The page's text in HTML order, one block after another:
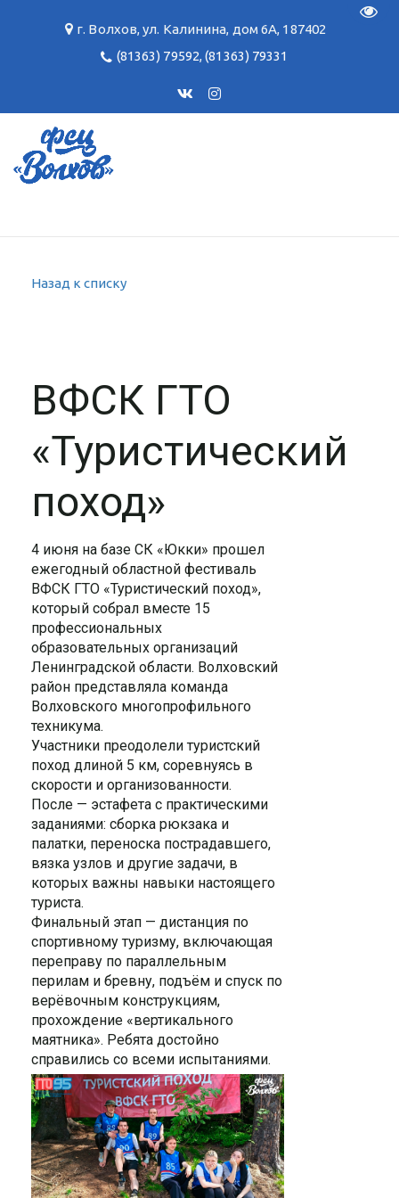
г. Волхов,ул. Калинина, дом 6А, 187402
(81363) 79592,(81363) 79331
Назад к списку
ВФСК ГТО
«Туристический
поход»
4 июня на базе СК «Юкки» прошел
ежегодный областной фестиваль
ВФСК ГТО «Туристический поход»,
который собрал вместе 15
профессиональных
образовательных организаций
Ленинградской области. Волховский
район представляла команда
Волховского многопрофильного
техникума.
Участники преодолели туристский
поход длиной 5 км, соревнуясь в
скорости и организованности.
После — эстафета с практическими
заданиями: сборка рюкзака и
палатки, переноска пострадавшего,
вязка узлов и другие задачи, в
которых важны навыки настоящего
туриста.
Финальный этап — дистанция по
спортивному туризму, включающая
переправу по параллельным
перилам и бревну, подъём и спуск по
верёвочным конструкциям,
прохождение «вертикального
маятника». Ребята достойно
справились со всеми испытаниями.